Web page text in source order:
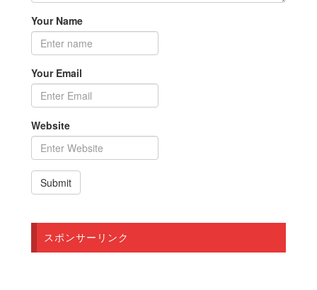
Your Name
Your Email
Website
スポンサーリンク